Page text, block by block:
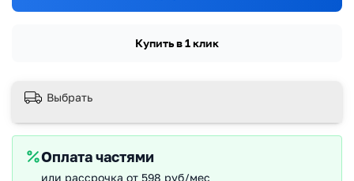
Купить в 1 клик
Выбрать
Оплата частями
или рассрочка от 598 руб/мес